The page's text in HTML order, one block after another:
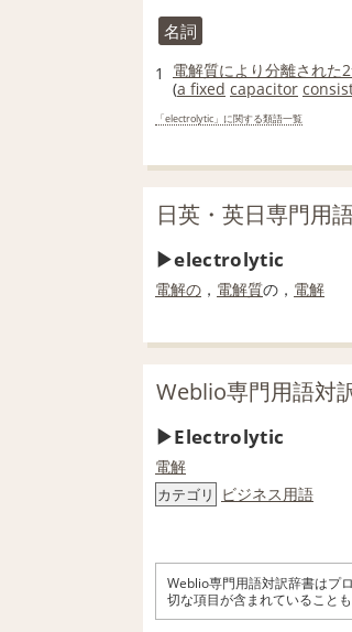
名詞
1 電解質により分離された
(a fixed capacitor
「electrolytic」に関する類語一覧
日英・英日専門用
electrolytic
電解の ， 電解質の， 電解
Weblio専門用語対
Electrolytic
電解
カテゴリ ビジネス用語
Weblio専門用語対訳辞書はプ
切な項目が含まれていること